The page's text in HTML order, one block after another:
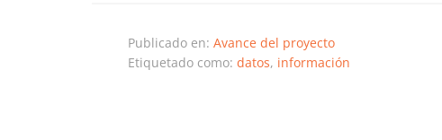
Publicado en: Avance del proyecto
Etiquetado como: datos, información